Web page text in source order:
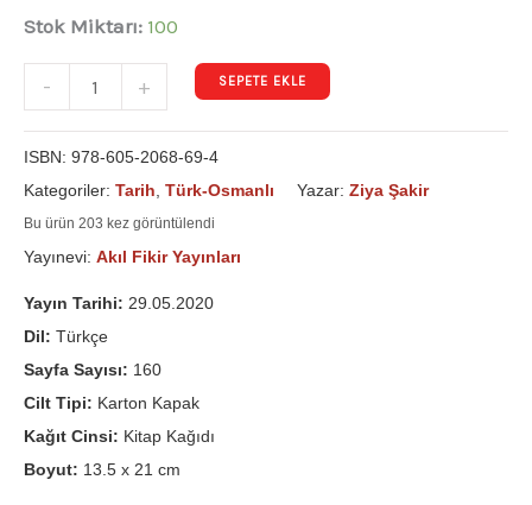
Stok Miktarı: 100
- + SEPETE EKLE
ISBN: 978-605-2068-69-4
Kategoriler: Tarih Türk-Osmanlı Yazar: Ziya Şakir
Bu ürün 203 kez görüntülendi
Yayınevi: Akıl Fikir Yayınları
Yayın Tarihi: 29.05.2020
Dil: Türkçe
Sayfa Sayısı: 160
Cilt Tipi: Karton Kapak
Kağıt Cinsi: Kitap Kağıdı
Boyut: 13.5 x 21 cm